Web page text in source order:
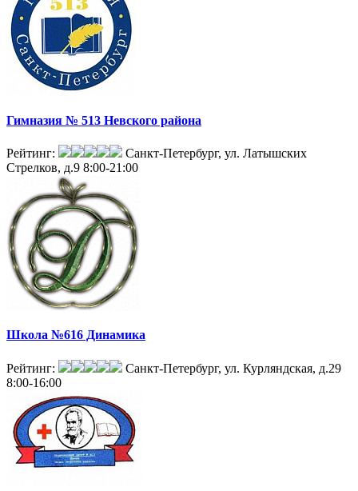
Гимназия № 513 Невского района
Рейтинг:
Санкт-Петербург, ул. Латышских
Стрелков, д.9 8:00-21:00
Школа №616 Динамика
Рейтинг:
Санкт-Петербург, ул. Курляндская, д.29
8:00-16:00